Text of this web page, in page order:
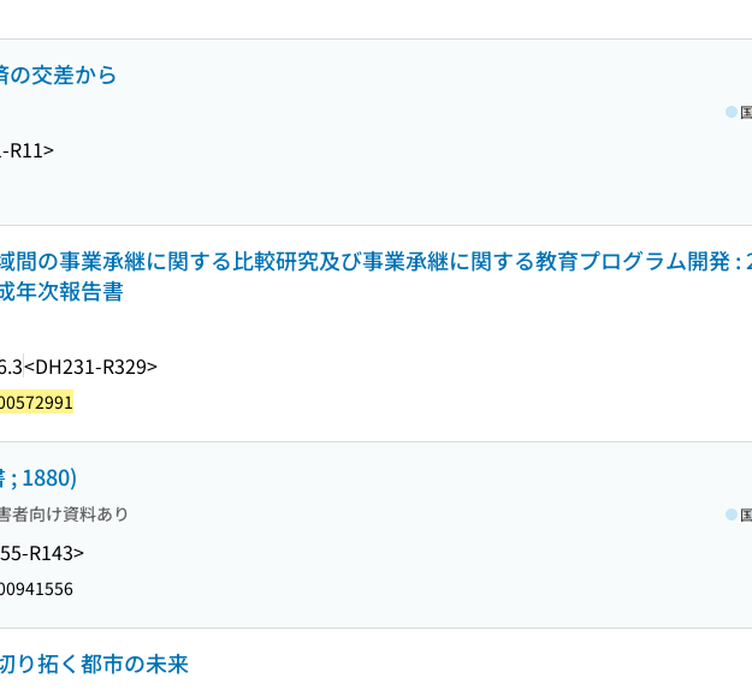
の交差から
R11>
間の事業承継に関する比較研究及び事業承継に関する教育プログラム開発 :
年次報告書
<DH231-R329>
; 1880)
者向け資料あり
R143>
り拓く都市の未来